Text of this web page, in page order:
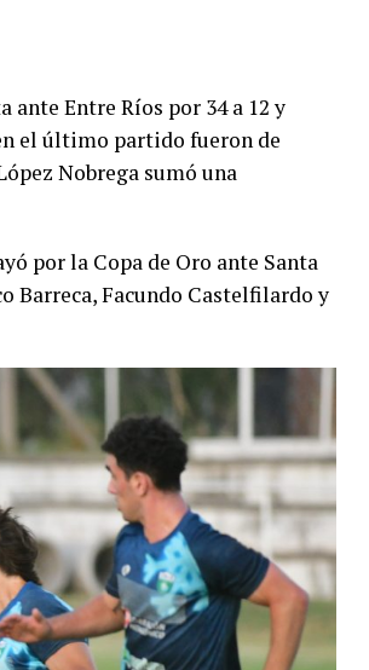
ante Entre Ríos por 34 a 12 y
el último partido fueron de
Nobrega sumó una
por la Copa de Oro ante Santa
Barreca, Facundo Castelfilardo y